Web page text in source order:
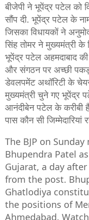
बीजेपी ने भूपेंद्र पटेल को
सौंप दी. भूपेंद्र पटेल के
जिसका विधायकों ने
सिंह तोमर ने मुख्यमंत्री
भूपेंद्र पटेल अहमदाबाद
और संगठन पर अच्छी
डेवलपमेंट अथॉरिटी के
मुख्यमंत्री चुने गए भूपेंद्र
आनंदीबेन पटेल के करीबी
पास कौन सी
The BJP on
Bhupendra Patel
Gujarat, a day
from the post.
Ghatlodiya
the positions of
Ahmedabad.